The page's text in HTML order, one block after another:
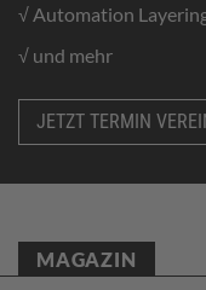
√ Automation
√ und mehr
JETZT TERMIN
MAGAZIN